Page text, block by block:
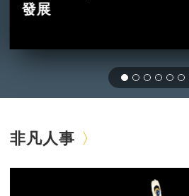
發展
非凡人事